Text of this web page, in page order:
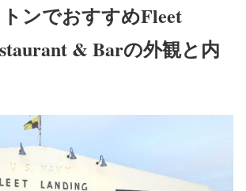
ンでおすすめFleet
& Barの外観と内